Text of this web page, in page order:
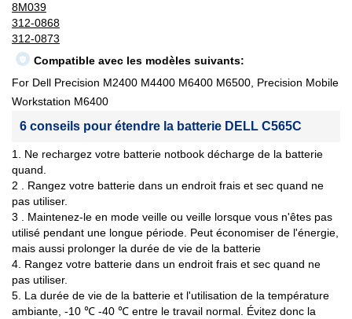
8M039
312-0868
312-0873
Compatible avec les modèles suivants:
For Dell Precision M2400 M4400 M6400 M6500, Precision Mobile
Workstation M6400
6 conseils pour étendre la batterie DELL C565C
1. Ne rechargez votre batterie notbook décharge de la batterie
quand.
2 . Rangez votre batterie dans un endroit frais et sec quand ne
pas utiliser.
3 . Maintenez-le en mode veille ou veille lorsque vous n'êtes pas
utilisé pendant une longue période. Peut économiser de l'énergie,
mais aussi prolonger la durée de vie de la batterie
4. Rangez votre batterie dans un endroit frais et sec quand ne
pas utiliser.
5. La durée de vie de la batterie et l'utilisation de la température
ambiante, -10 ℃ -40 ℃ entre le travail normal. Évitez donc la